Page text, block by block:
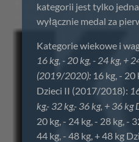
kategorii jest tylko
wyłącznie medal za
Kategorie wiekowe i
16 kg, - 20 kg, - 24 kg, +
(2019/2020): 16 kg, - 20
Dzieci II (2017/2018):
kg,- 32 kg,- 36 kg, + 36
20 kg, - 24 kg, - 28 kg, -
44 kg, - 48 kg, + 48 kg